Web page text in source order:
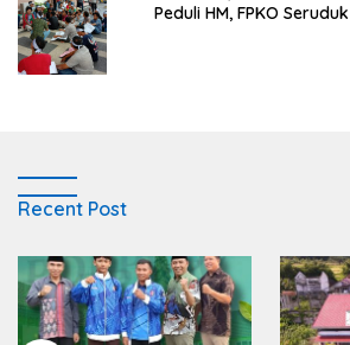
Peduli HM, FPKO
Recent Post